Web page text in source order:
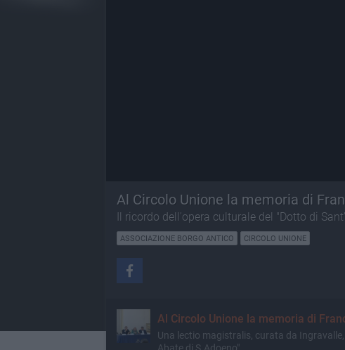
Al Circolo Unione la memoria di
Il ricordo dell'opera culturale del "Dotto di
ASSOCIAZIONE BORGO ANTICO CIRCOLO UNIONE
Al Circolo Unione la memoria di
Una lectio magistralis, curata da